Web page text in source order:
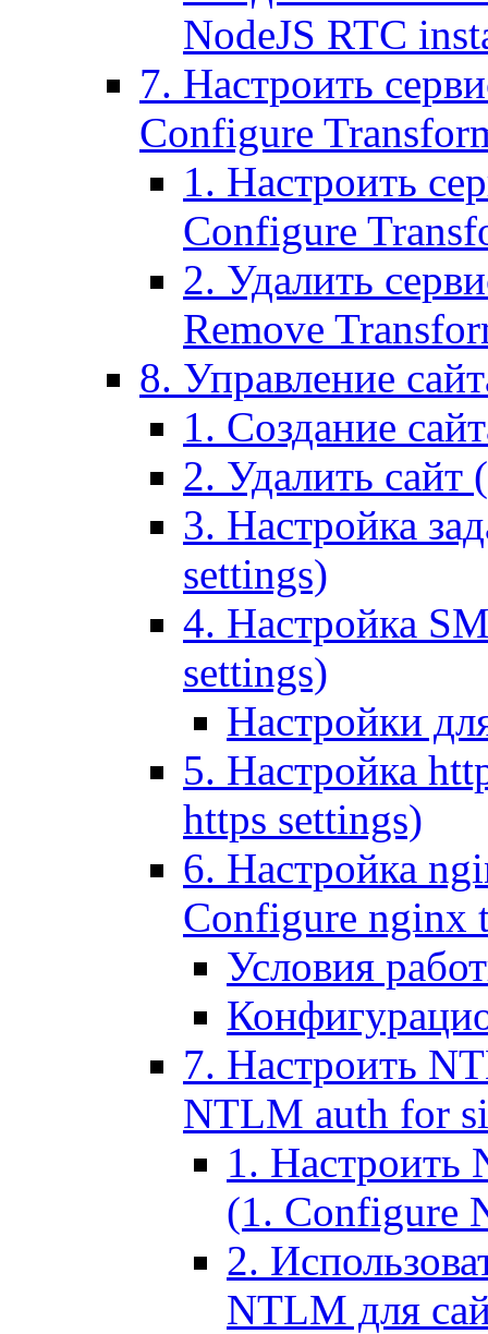
NodeJS RTC
7. Настроить
Configure
1. Настроить
Configure
2. Удалить
Remove
8. Управление
1. Создание
2. Удалить сайт
3. Настройка
settings)
4. Настройка
settings)
Настройки
5. Настройка
https settings)
6. Настройка
Configure nginx
Условия
7. Настроить
NTLM auth for
1. Настроить
(1. Configure
2.
NTLM для